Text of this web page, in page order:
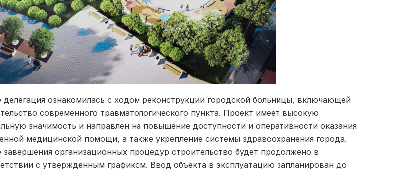
делегация ознакомилась с ходом реконструкции городской больницы, включающей
современного травматологического пункта. Проект имеет высокую
значимость и направлен на повышение доступности и оперативности оказания
медицинской помощи, а также укрепление системы здравоохранения города.
завершения организационных процедур строительство будет продолжено в
с утверждённым графиком. Ввод объекта в эксплуатацию запланирован до